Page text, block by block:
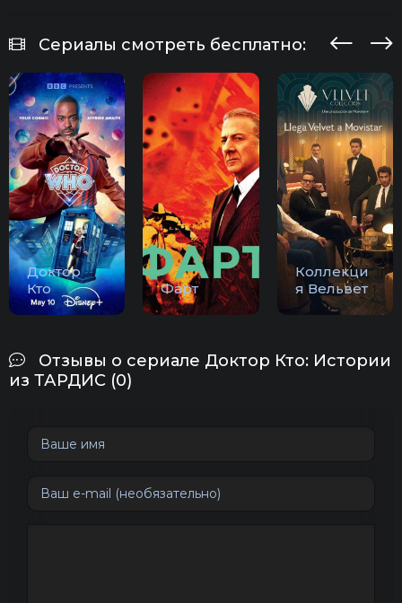
Сериалы смотреть бесплатно:
Доктор
Кто
Фарт
Коллекци
я Вельвет
Отзывы о сериале Доктор Кто: Истории
из ТАРДИС (0)